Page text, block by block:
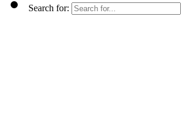
Search for: